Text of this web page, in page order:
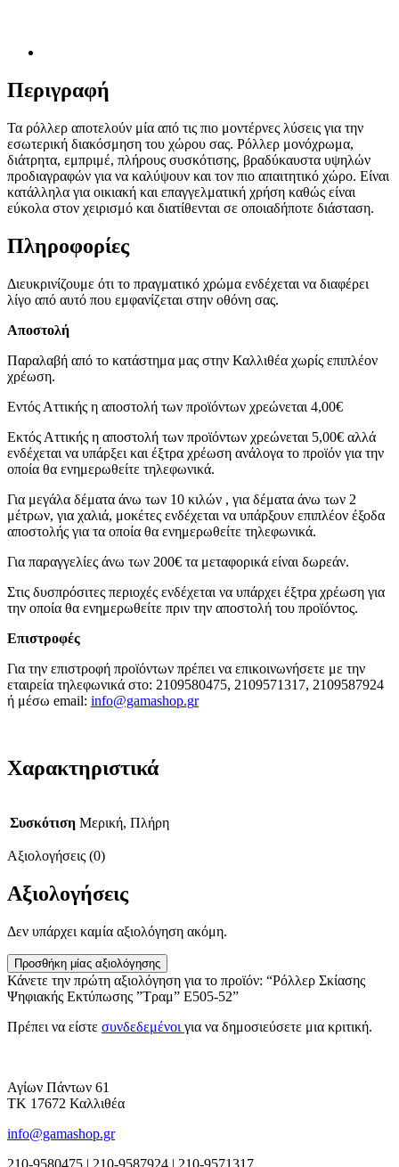
Περιγραφή
Τα ρόλλερ αποτελούν μία από τις πιο μοντέρνες λύσεις για την
εσωτερική διακόσμηση του χώρου σας. Ρόλλερ μονόχρωμα,
διάτρητα, εμπριμέ, πλήρους συσκότισης, βραδύκαυστα υψηλών
προδιαγραφών για να καλύψουν και τον πιο απαιτητικό χώρο. Είναι
κατάλληλα για οικιακή και επαγγελματική χρήση καθώς είναι
εύκολα στον χειρισμό και διατίθενται σε οποιαδήποτε διάσταση.
Πληροφορίες
Διευκρινίζουμε ότι το πραγματικό χρώμα ενδέχεται να διαφέρει
λίγο από αυτό που εμφανίζεται στην οθόνη σας.
Αποστολή
Παραλαβή από το κατάστημα μας στην Καλλιθέα χωρίς επιπλέον
χρέωση.
Εντός Αττικής η αποστολή των προϊόντων χρεώνεται 4,00€
Εκτός Αττικής η αποστολή των προϊόντων χρεώνεται 5,00€ αλλά
ενδέχεται να υπάρξει και έξτρα χρέωση ανάλογα το προϊόν για την
οποία θα ενημερωθείτε τηλεφωνικά.
Για μεγάλα δέματα άνω των 10 κιλών , για δέματα άνω των 2
μέτρων, για χαλιά, μοκέτες ενδέχεται να υπάρξουν επιπλέον έξοδα
αποστολής για τα οποία θα ενημερωθείτε τηλεφωνικά.
Για παραγγελίες άνω των 200€ τα μεταφορικά είναι δωρεάν.
Στις δυσπρόσιτες περιοχές ενδέχεται να υπάρχει έξτρα χρέωση για
την οποία θα ενημερωθείτε πριν την αποστολή του προϊόντος.
Επιστροφές
Για την επιστροφή προϊόντων πρέπει να επικοινωνήσετε με την
εταιρεία τηλεφωνικά στο: 2109580475, 2109571317, 2109587924
ή μέσω email: info@gamashop.gr
Χαρακτηριστικά
Συσκότιση Μερική, Πλήρη
Αξιολογήσεις (0)
Αξιολογήσεις
Δεν υπάρχει καμία αξιολόγηση ακόμη.
Προσθήκη μίας αξιολόγησης
Κάνετε την πρώτη αξιολόγηση για το προϊόν: “Ρόλλερ Σκίασης
Ψηφιακής Εκτύπωσης ”Τραμ” Ε505-52”
Πρέπει να είστε συνδεδεμένοι για να δημοσιεύσετε μια κριτική.
Αγίων Πάντων 61
ΤΚ 17672 Καλλιθέα
info@gamashop.gr